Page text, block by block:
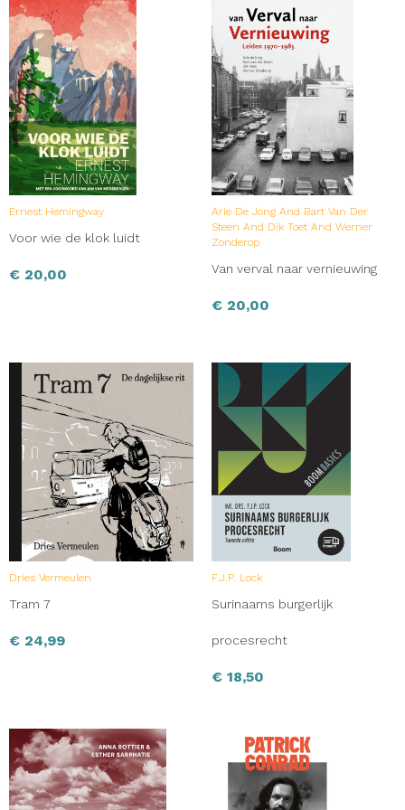
Ernest Hemingway
Voor wie de klok luidt
€ 20,00
Arie De Jong And Bart Van Der
Steen And Dik Toet And Werner
Zonderop
Van verval naar vernieuwing
€ 20,00
Dries Vermeulen
Tram 7
€ 24,99
F.J.P. Lock
Surinaams burgerlijk
procesrecht
€ 18,50